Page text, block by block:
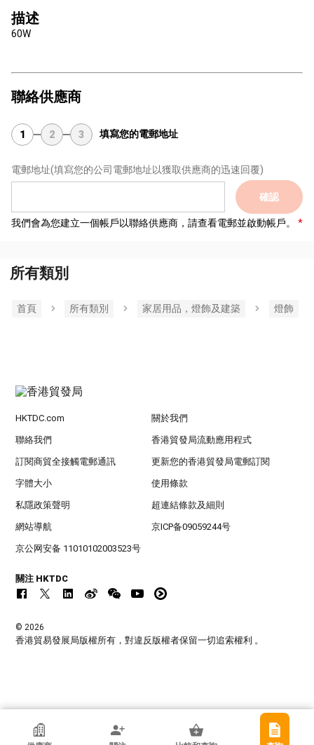
描述
60W
聯絡供應商
1 2 3 填寫您的電郵地址
電郵地址(填寫您的公司電郵地址以獲取供應商的迅速回覆)
確認
我們會為您建立一個帳戶以聯絡供應商，請查看電郵並啟動帳戶。
所有類別
首頁 所有類別 家居用品，燈飾及建築 燈飾
香港貿發局參展商
HKTDC.com 關於我們
聯絡我們 香港貿發局流動應用程式
訂閱商貿全接觸電郵通訊 更新您的香港貿發局電郵訂閱
字體大小 使用條款
私隱政策聲明 超連結條款及細則
網站導航 京ICP备09059244号
京公网安备 11010102003523号
關注 HKTDC
© 2026
香港貿易發展局版權所有，對違反版權者保留一切追索權利 。